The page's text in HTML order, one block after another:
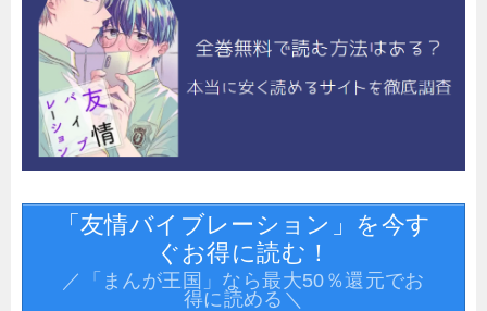
「友情バイブレーション」を今す
ぐお得に読む！
／「まんが王国」なら最大50％還元でお
得に読める＼